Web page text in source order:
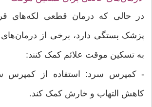
در حالی که درمان قطعی لکه‌های
پزشک بستگی دارد، برخی از درمان‌های
به تسکین موقت علائم کمک کنند:
- کمپرس سرد: استفاده از کمپرس
کاهش التهاب و خارش کمک کند.